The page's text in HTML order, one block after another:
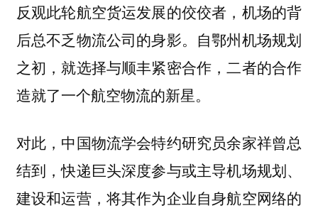
反观此轮航空货运发展的佼佼者，机场的背
后总不乏物流公司的身影。自鄂州机场规划
之初，就选择与顺丰紧密合作，二者的合作
造就了一个航空物流的新星。
对此，中国物流学会特约研究员余家祥曾总
结到，快递巨头深度参与或主导机场规划、
建设和运营，将其作为企业自身航空网络的